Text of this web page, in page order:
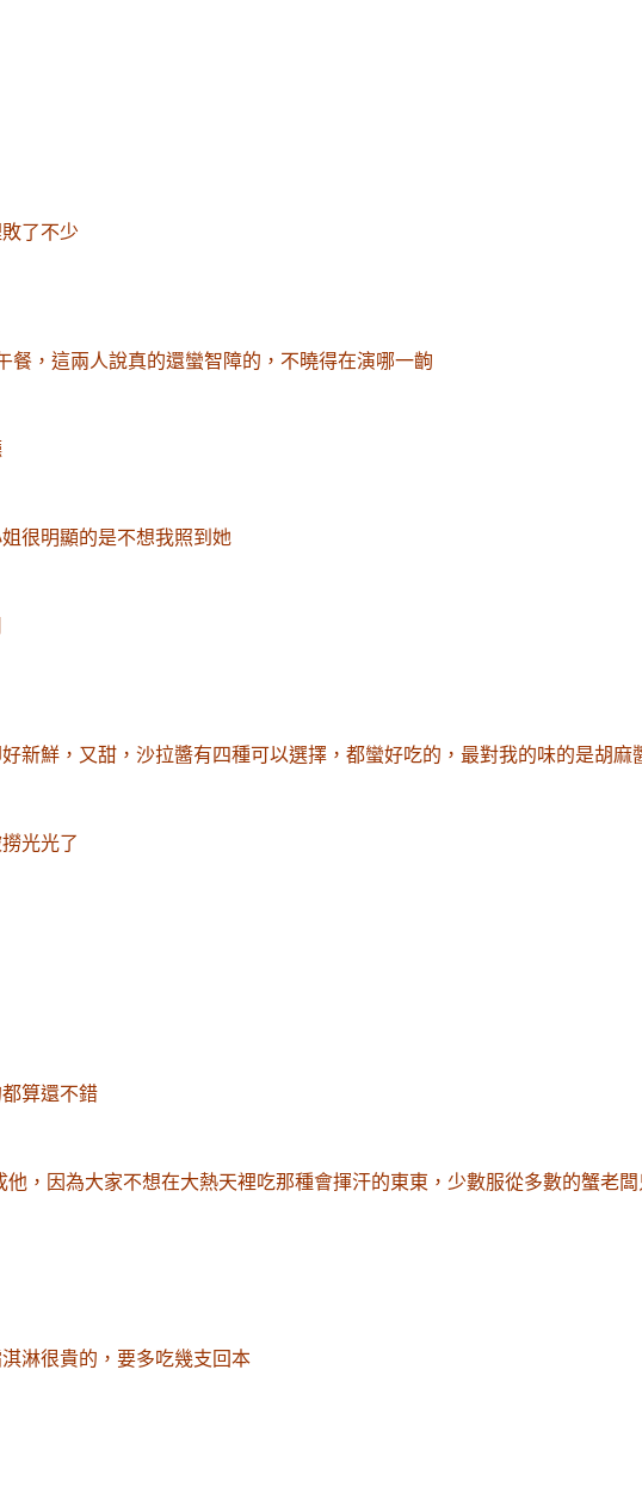
了不少
餐 ，這兩人說真的還蠻智障的 ，不曉得在演哪一齣
很明顯的是不想我照到她
好新鮮 ，又甜 ，沙拉醬有四種可以選擇 ，都蠻好吃的 ，最對我的味的是胡麻
光光了
算還不錯
他 ，因為大家不想在大熱天裡吃那種會揮汗的東東 ，少數服從多數的蟹老
淇淋很貴的 ，要多吃幾支回本